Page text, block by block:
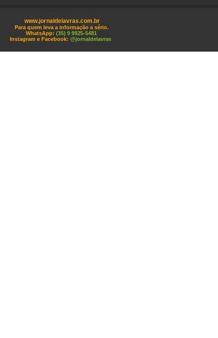
www.jornaldelavras.com.br
Para quem leva a informação a sério.
WhatsApp: (35) 9 9925-5481
Instagram e Facebook: @jornaldelavras